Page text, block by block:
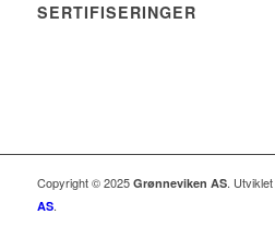
SERTIFISERINGER
Copyright © 2025 Grønneviken AS.
AS.